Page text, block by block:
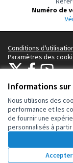
Informations
Nous utilisons des
performance et les
de fournir une
personnalisés à partir
Numéro de
Conditions
Paramètres des
OIDP sur X
(Lien externe)
OIDP sur
(Lien externe)
OIDP sur
(Lien
Français
Choose language
(Lien externe)